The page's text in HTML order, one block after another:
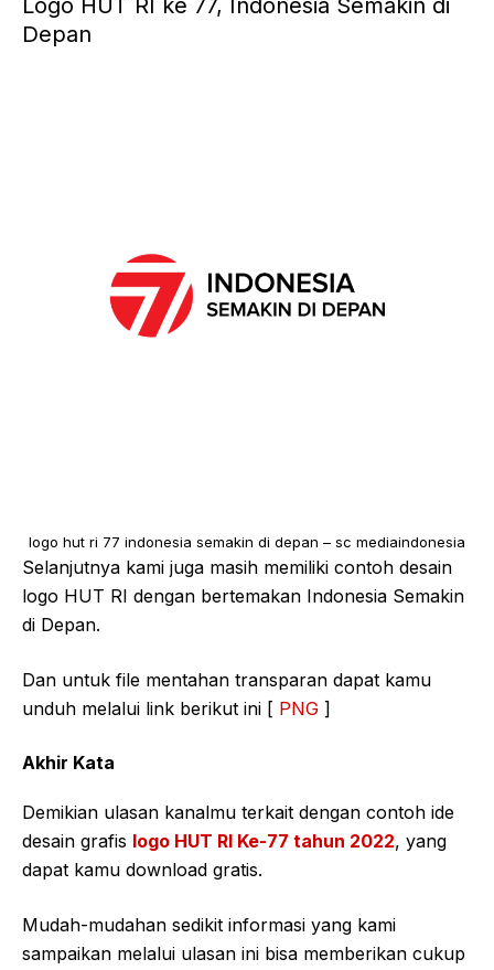
Logo HUT RI ke 77, Indonesia Semakin di
Depan
logo hut ri 77 indonesia semakin di depan – sc mediaindonesia
Selanjutnya kami juga masih memiliki contoh desain
logo HUT RI dengan bertemakan Indonesia Semakin
di Depan.
Dan untuk file mentahan transparan dapat kamu
unduh melalui link berikut ini [ PNG ]
Akhir Kata
Demikian ulasan kanalmu terkait dengan contoh ide
desain grafis logo HUT RI Ke-77 tahun 2022, yang
dapat kamu download gratis.
Mudah-mudahan sedikit informasi yang kami
sampaikan melalui ulasan ini bisa memberikan cukup